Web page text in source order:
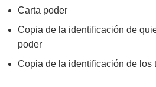
Carta poder
Copia de la identificación de
poder
Copia de la identificación de los